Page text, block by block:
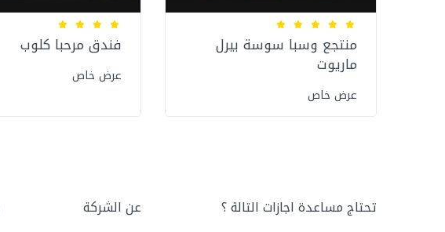
منتجع وسبا سوسة بيرل
ماريوت
عرض خاص
فندق مرحبا كلوب
عرض خاص
تحتاج مساعدة اجازات التالة ؟
عن الشركة